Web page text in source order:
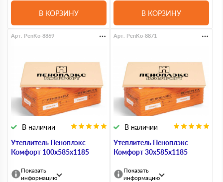
В КОРЗИНУ В КОРЗИНУ
Утеплитель Пеноплэкс
Комфорт 100х585х1185
В наличии
Арт. PenKo-8869
Показать
информацию
Утеплитель Пеноплэкс
Комфорт 30х585х1185
В наличии
Арт. PenKo-8871
Показать
информацию